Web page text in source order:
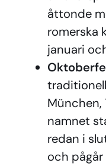
åttonde
romerska
januari
München,
namnet
redan i
och